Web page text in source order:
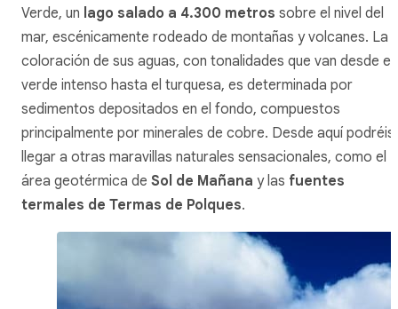
Verde, un lago salado a 4.300 metros sobre el nivel del
mar, escénicamente rodeado de montañas y volcanes. La
coloración de sus aguas, con tonalidades que van desde el
verde intenso hasta el turquesa, es determinada por
sedimentos depositados en el fondo, compuestos
principalmente por minerales de cobre. Desde aquí podréis
llegar a otras maravillas naturales sensacionales, como el
área geotérmica de Sol de Mañana y las fuentes
termales de Termas de Polques.